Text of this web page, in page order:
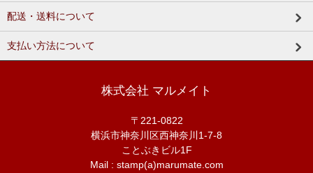
配送・送料について
支払い方法について
株式会社 マルメイト
〒221-0822
横浜市神奈川区西神奈川1-7-8
ことぶきビル1F
Mail : stamp(a)marumate.com